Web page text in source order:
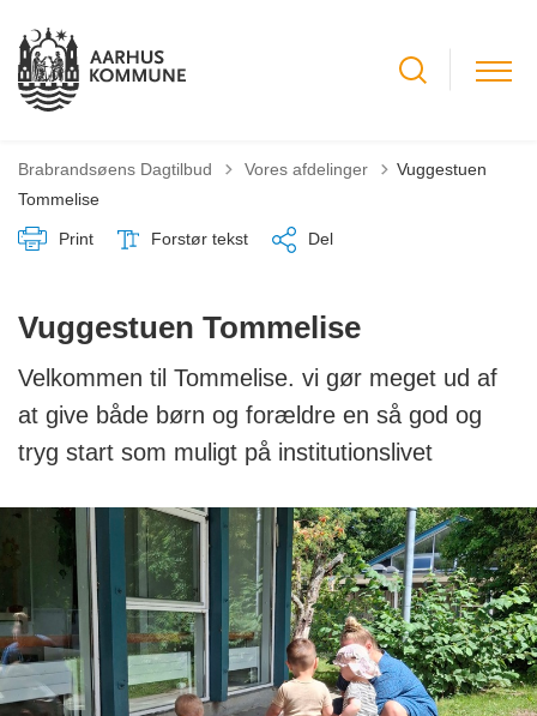
Brabrandsøens Dagtilbud Tilbage til
Vores afdelinger
Vuggestuen
Tommelise
Print Forstør tekst Del
Vuggestuen Tommelise
Velkommen til Tommelise. vi gør meget ud af
at give både børn og forældre en så god og
tryg start som muligt på institutionslivet